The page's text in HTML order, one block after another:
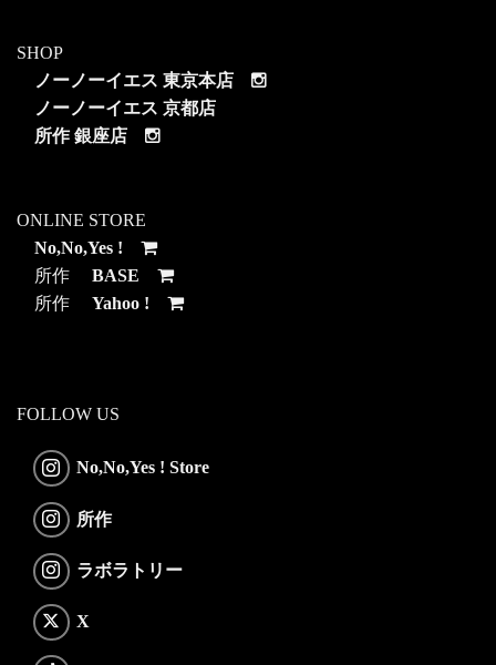
SHOP
ノーノーイエス 東京本店
ノーノーイエス 京都店
所作 銀座店
ONLINE STORE
No,No,Yes !
所作 BASE
所作 Yahoo !
FOLLOW US
No,No,Yes ! Store
所作
ラボラトリー
X